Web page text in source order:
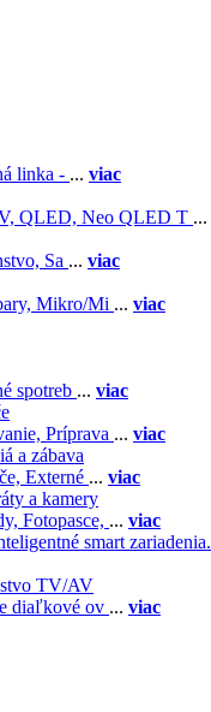
linka - ... viac
QLED, Neo QLED T ...
Sa ... viac
Mikro/Mi ... viac
spotreb ... viac
Príprava ... viac
a zábava
Externé ... viac
a kamery
Fotopasce, ... viac
smart zariadenia.
TV/AV
diaľkové ov ... viac